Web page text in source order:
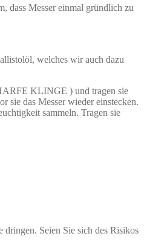
dass Messer einmal gründlich zu
welches wir auch dazu
KLINGE ) und tragen sie
sie das Messer wieder einstecken.
sammeln. Tragen sie
Seien Sie sich des Risikos